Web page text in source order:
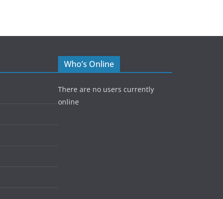
Who’s Online
There are no users currently
online